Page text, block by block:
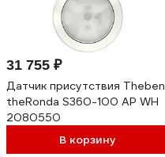
31 755 ₽
Датчик присутствия Theben
theRonda S360-100 AP WH
2080550
В корзину